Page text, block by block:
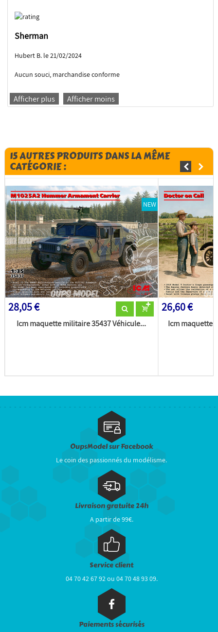
Sherman
Hubert B. le 21/02/2024
Aucun souci, marchandise conforme
Afficher plus Afficher moins
15 AUTRES PRODUITS DANS LA MÊME
CATÉGORIE :
NEW
28,05 €
Icm maquette militaire 35437 Véhicule...
26,60 €
Icm maquette
OupsModel sur Facebook
Le coin des passionnés du modélisme.
Livraison gratuite 24h
A partir de 99€.
Service client
04 70 42 67 92 ou 04 70 48 93 09.
Paiements sécurisés